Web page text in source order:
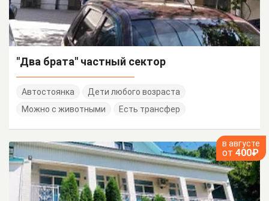
"Два брата" частный сектор
Автостоянка
Дети любого возраста
Можно с животными
Есть трансфер
в августе
от 400₽